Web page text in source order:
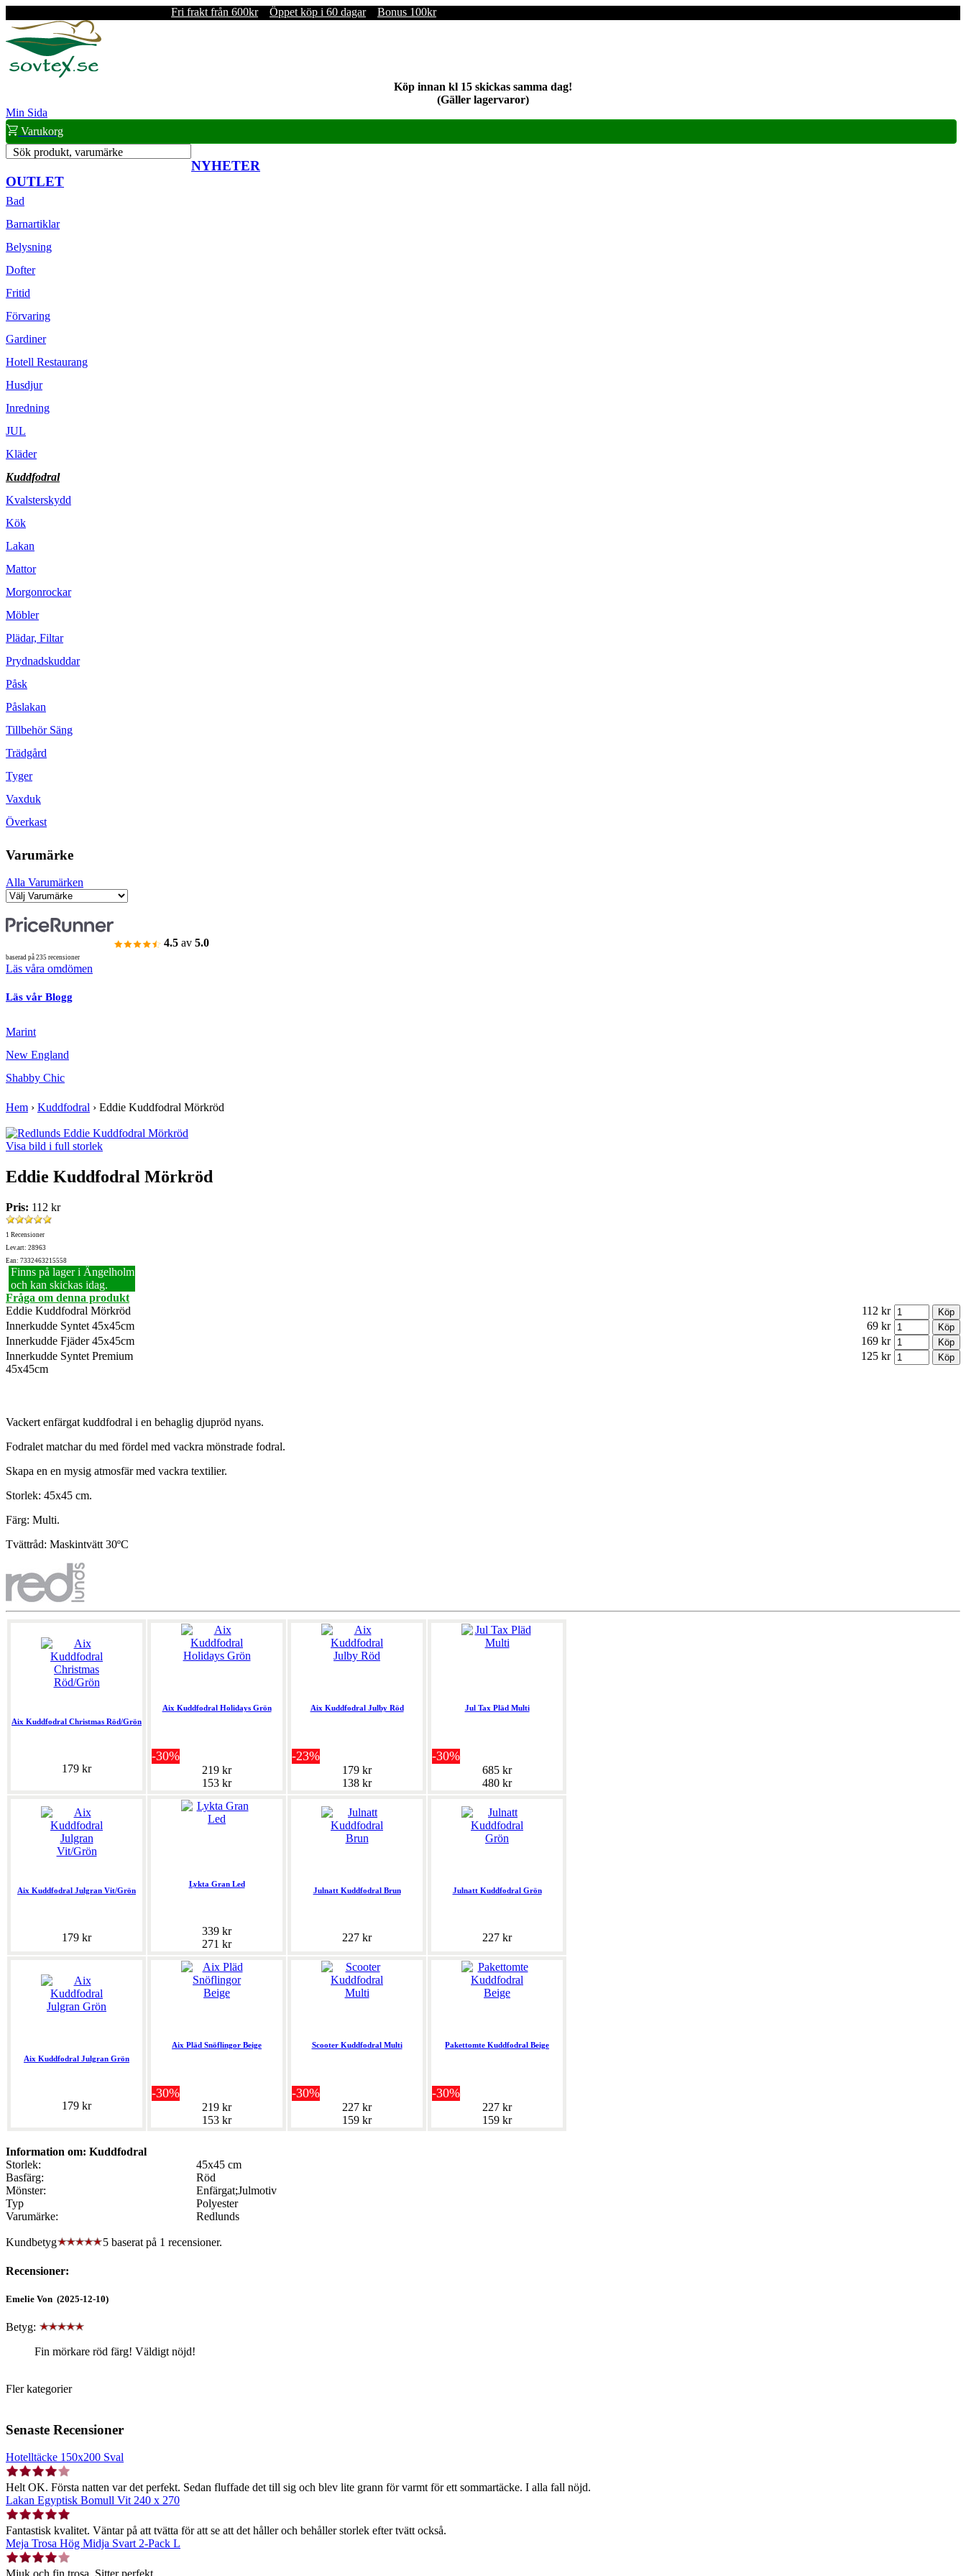
Fri frakt från 600kr Öppet köp i 60 dagar Bonus 100kr
Köp innan kl 15 skickas samma dag!
(Gäller lagervaror)
Min Sida
Varukorg
Sök produkt, varumärke
NYHETER
OUTLET
Bad
Barnartiklar
Belysning
Dofter
Fritid
Förvaring
Gardiner
Hotell Restaurang
Husdjur
Inredning
JUL
Kläder
Kuddfodral
Kvalsterskydd
Kök
Lakan
Mattor
Morgonrockar
Möbler
Plädar, Filtar
Prydnadskuddar
Påsk
Påslakan
Tillbehör Säng
Trädgård
Tyger
Vaxduk
Överkast
Varumärke
Alla Varumärken
4.5 av 5.0
baserad på 235 recensioner
Läs våra omdömen
Läs vår Blogg
Marint
New England
Shabby Chic
Hem › Kuddfodral › Eddie Kuddfodral Mörkröd
Visa bild i full storlek
Eddie Kuddfodral Mörkröd
Pris: 112 kr
1 Recensioner
Lev.art: 28963
Ean: 7332463215558
Finns på lager i Ängelholm
och kan skickas idag.
Fråga om denna produkt
Eddie Kuddfodral Mörkröd
112 kr
Innerkudde Syntet 45x45cm
69 kr
Innerkudde Fjäder 45x45cm
169 kr
Innerkudde Syntet Premium
45x45cm
125 kr
Vackert enfärgat kuddfodral i en behaglig djupröd nyans.
Fodralet matchar du med fördel med vackra mönstrade fodral.
Skapa en en mysig atmosfär med vackra textilier.
Storlek: 45x45 cm.
Färg: Multi.
Tvättråd: Maskintvätt 30ºC
Aix Kuddfodral Christmas Röd/Grön
179 kr
Aix Kuddfodral Holidays Grön
-30%
219 kr
153 kr
Aix Kuddfodral Julby Röd
-23%
179 kr
138 kr
Jul Tax Pläd Multi
-30%
685 kr
480 kr
Aix Kuddfodral Julgran Vit/Grön
179 kr
Lykta Gran Led
339 kr
271 kr
Julnatt Kuddfodral Brun
227 kr
Julnatt Kuddfodral Grön
227 kr
Aix Kuddfodral Julgran Grön
179 kr
Aix Pläd Snöflingor Beige
-30%
219 kr
153 kr
Scooter Kuddfodral Multi
-30%
227 kr
159 kr
Pakettomte Kuddfodral Beige
-30%
227 kr
159 kr
Information om: Kuddfodral
Storlek:
45x45 cm
Basfärg:
Röd
Mönster:
Enfärgat;Julmotiv
Typ
Polyester
Varumärke:
Redlunds
Kundbetyg 5 baserat på 1 recensioner.
Recensioner:
Emelie Von (2025-12-10)
Betyg:
Fin mörkare röd färg! Väldigt nöjd!
Fler kategorier
Senaste Recensioner
Hotelltäcke 150x200 Sval
Helt OK. Första natten var det perfekt. Sedan fluffade det till sig och blev lite grann för varmt för ett sommartäcke. I alla fall nöjd.
Lakan Egyptisk Bomull Vit 240 x 270
Fantastisk kvalitet. Väntar på att tvätta för att se att det håller och behåller storlek efter tvätt också.
Meja Trosa Hög Midja Svart 2-Pack L